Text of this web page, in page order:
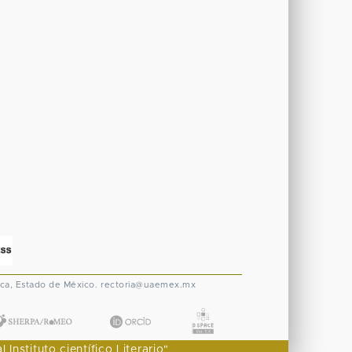
Estado de México. rectoria@uaemex.mx
Instituto científico Literario"